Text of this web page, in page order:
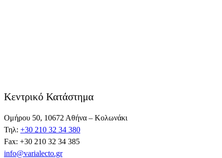
Κεντρικό Κατάστημα
Ομήρου 50, 10672 Αθήνα – Κολωνάκι
Τηλ: +30 210 32 34 380
Fax: +30 210 32 34 385
info@varialecto.gr